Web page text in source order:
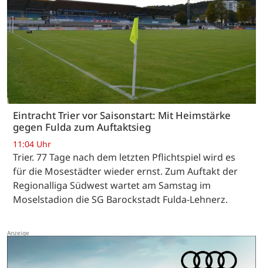
Eintracht Trier vor Saisonstart: Mit Heimstärke
gegen Fulda zum Auftaktsieg
11:04 Uhr
Trier. 77 Tage nach dem letzten Pflichtspiel wird es
für die Mosestädter wieder ernst. Zum Auftakt der
Regionalliga Südwest wartet am Samstag im
Moselstadion die SG Barockstadt Fulda-Lehnerz.